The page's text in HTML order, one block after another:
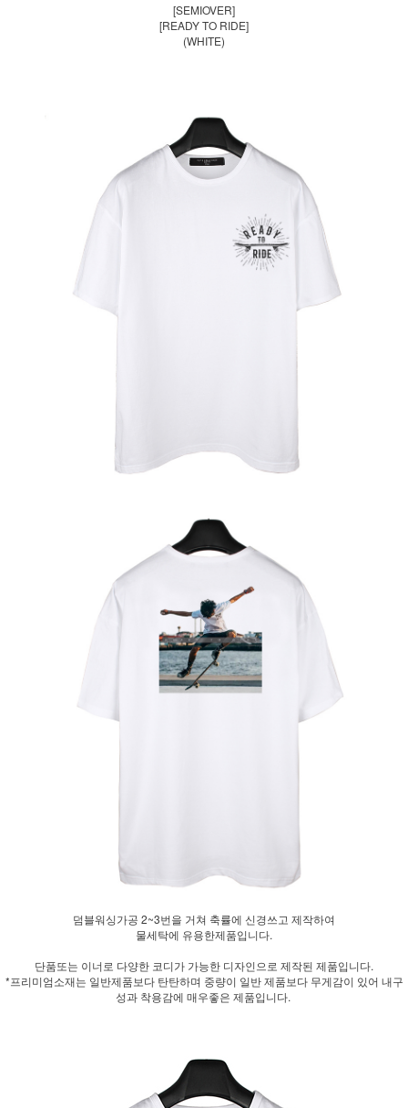
[SEMIOVER]
[READY TO RIDE]
(WHITE)
덤블워싱가공 2~3번을 거쳐 축률에 신경쓰고 제작하여
물세탁에 유용한제품입니다.
단품또는 이너로 다양한 코디가 가능한 디자인으로 제작된 제품입니다.
*프리미엄소재는 일반제품보다 탄탄하며 중량이 일반 제품보다 무게감이 있어 내구
성과 착용감에 매우좋은 제품입니다.